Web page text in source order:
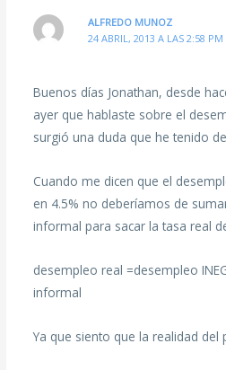
ALFREDO MUNOZ
24 ABRIL, 2013 A LAS 2:58 PM
Buenos días Jonathan, desde
ayer que hablaste sobre el
surgió una duda que he tenido
Cuando me dicen que el
en 4.5% no deberíamos de
informal para sacar la tasa real
desempleo real =desempleo
informal
Ya que siento que la realidad del